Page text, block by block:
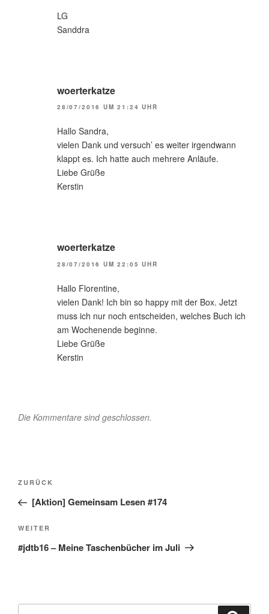
LG
Sanddra
woerterkatze
28/07/2016 UM 21:24 UHR
Hallo Sandra,
vielen Dank und versuch’ es weiter irgendwann
klappt es. Ich hatte auch mehrere Anläufe.
Liebe Grüße
Kerstin
woerterkatze
28/07/2016 UM 22:05 UHR
Hallo Florentine,
vielen Dank! Ich bin so happy mit der Box. Jetzt
muss ich nur noch entscheiden, welches Buch ich
am Wochenende beginne.
Liebe Grüße
Kerstin
Die Kommentare sind geschlossen.
Beitragsnavigation
Vorheriger
Beitrag
ZURÜCK
[Aktion] Gemeinsam Lesen #174
Nächster
Beitrag
WEITER
#jdtb16 – Meine Taschenbücher im Juli